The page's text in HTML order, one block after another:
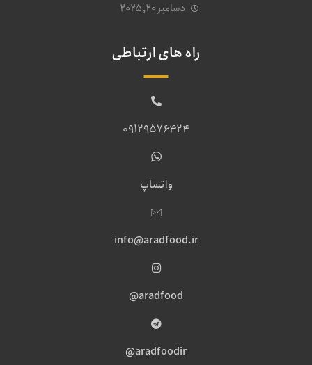
دسامبر ۲۰, ۲۰۲۵
راه های ارتباطی
09129576424
واتساپ
info@aradfood.ir
aradfood@
aradfoodir@